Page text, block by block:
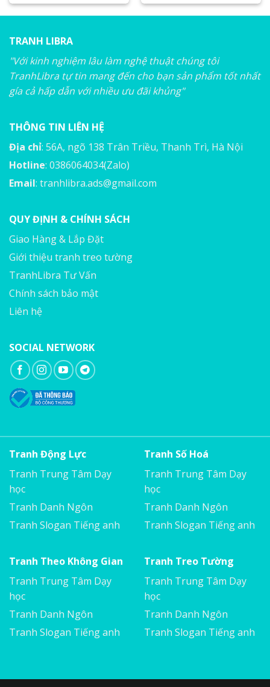
TRANH LIBRA
"Với kinh nghiệm lâu làm nghệ thuật chúng tôi
TranhLibra tự tin mang đến cho bạn sản phẩm tốt nhất
gía cả hấp dẫn với nhiều ưu đãi khủng"
THÔNG TIN LIÊN HỆ
Địa chỉ: 56A, ngõ 138 Trân Triều, Thanh Trì, Hà Nội
Hotline: 0386064034(Zalo)
Email: tranhlibra.ads@gmail.com
QUY ĐỊNH & CHÍNH SÁCH
Giao Hàng & Lắp Đặt
Giới thiệu tranh treo tường
TranhLibra Tư Vấn
Chính sách bảo mật
Liên hệ
SOCIAL NETWORK
Tranh Động Lực
Tranh Trung Tâm Dạy
học
Tranh Danh Ngôn
Tranh Slogan Tiếng anh
Tranh Số Hoá
Tranh Trung Tâm Dạy
học
Tranh Danh Ngôn
Tranh Slogan Tiếng anh
Tranh Theo Không Gian
Tranh Trung Tâm Dạy
học
Tranh Danh Ngôn
Tranh Slogan Tiếng anh
Tranh Treo Tường
Tranh Trung Tâm Dạy
học
Tranh Danh Ngôn
Tranh Slogan Tiếng anh